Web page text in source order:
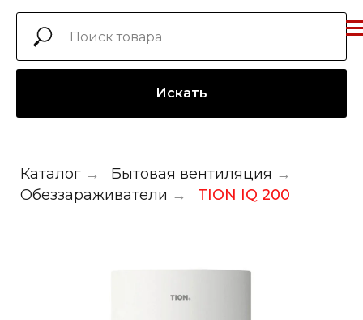
Искать
Каталог → Бытовая вентиляция →
Обеззараживатели → TION IQ 200